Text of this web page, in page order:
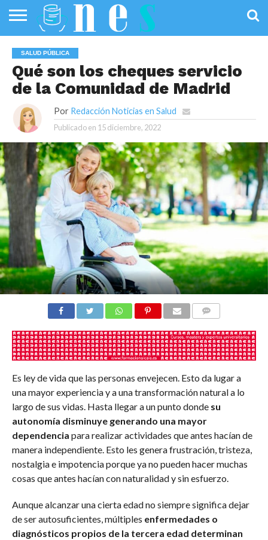
PÚBLICA
SANIDAD
INVESTIGACIÓN
ENTREVISTAS
PROFESIONALES
DE LA SALUD
INFOGRAFÍAS
DE SALUD
OPINIÓN
SALUD PÚBLICA
Qué son los cheques servicio
de la Comunidad de Madrid
Por Redacción Noticias en Salud
Publicado en 15 diciembre, 2022
Es ley de vida que las personas envejecen. Esto da lugar a
una mayor experiencia y a una transformación natural a lo
largo de sus vidas. Hasta llegar a un punto donde su
autonomía disminuye generando una mayor
dependencia para realizar actividades que antes hacían de
manera independiente. Esto les genera frustración, tristeza,
nostalgia e impotencia porque ya no pueden hacer muchas
cosas que antes hacían con naturalidad y sin esfuerzo.
Aunque alcanzar una cierta edad no siempre significa dejar
de ser autosuficientes, múltiples enfermedades o
diagnósticos propios de la tercera edad determinan